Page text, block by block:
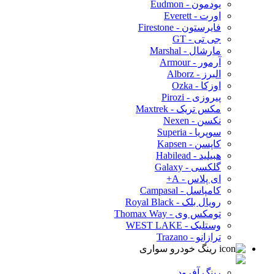
یودمون - Eudmon
اورت - Everett
فایرستون - Firestone
جی تی - GT
مارشال - Marshal
آرمور - Armour
البرز - Alborz
اوزکا - Ozka
پیروزی - Pirozi
مکس تریک - Maxtrek
نکسن - Nexen
سوپریا - Superia
کاپسن - Kapsen
هبیلید - Habilead
گلکسی - Galaxy
ای پلاس - A+
کامپاسل - Campasal
رویال بلک - Royal Black
تومکس وی - Thomax Way
وستلیک - WEST LAKE
ترازانو - Trazano
رینگ خودرو سواری